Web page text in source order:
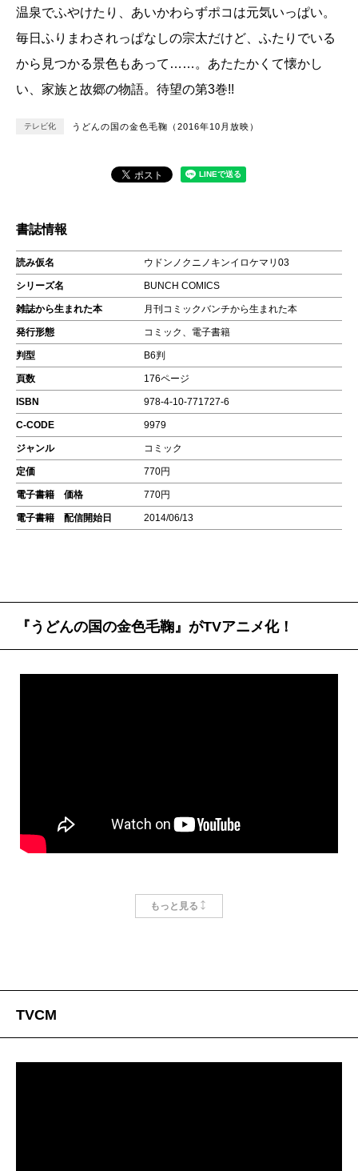
温泉でふやけたり、あいかわらずポコは元気いっぱい。
毎日ふりまわされっぱなしの宗太だけど、ふたりでいる
から見つかる景色もあって……。あたたかくて懐かし
い、家族と故郷の物語。待望の第3巻!!
テレビ化 うどんの国の金色毛鞠（2016年10月放映）
書誌情報
読み仮名 ウドンノクニノキンイロケマリ03
シリーズ名 BUNCH COMICS
雑誌から生まれた本 月刊コミックバンチから生まれた本
発行形態 コミック、電子書籍
判型 B6判
頁数 176ページ
ISBN 978-4-10-771727-6
C-CODE 9979
ジャンル コミック
定価 770円
電子書籍 価格 770円
電子書籍 配信開始日 2014/06/13
『うどんの国の金色毛鞠』がTVアニメ化！
月刊コミック＠バンチ」連載の人気作品『
もっと見る
TVCM